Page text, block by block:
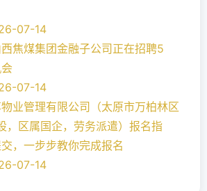
07-14
焦煤集团金融子公司正在招聘5
07-14
业管理有限公司（太原市万柏林区
，区属国企，劳务派遣）报名指
，一步步教你完成报名
07-14